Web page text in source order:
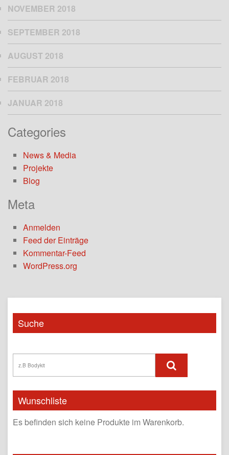
Suche
Wunschliste
Es befinden sich keine Produkte im Warenkorb.
NOVEMBER 2018
SEPTEMBER 2018
AUGUST 2018
FEBRUAR 2018
JANUAR 2018
Categories
News & Media
Projekte
Blog
Meta
Anmelden
Feed der Einträge
Kommentar-Feed
WordPress.org